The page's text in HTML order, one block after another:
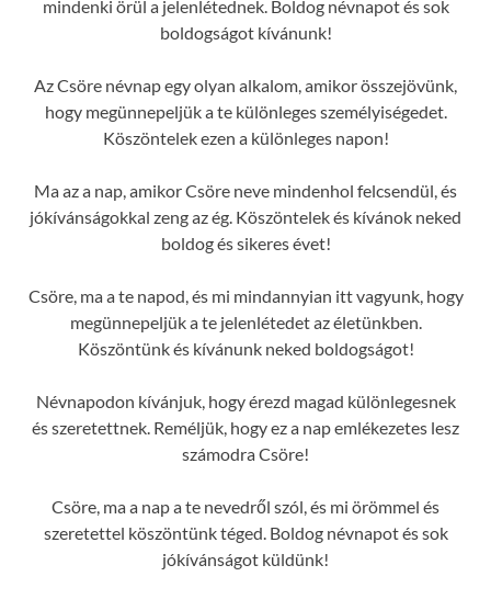
mindenki örül a jelenlétednek. Boldog névnapot és sok
boldogságot kívánunk!
Az Csöre névnap egy olyan alkalom, amikor összejövünk,
hogy megünnepeljük a te különleges személyiségedet.
Köszöntelek ezen a különleges napon!
Ma az a nap, amikor Csöre neve mindenhol felcsendül, és
jókívánságokkal zeng az ég. Köszöntelek és kívánok neked
boldog és sikeres évet!
Csöre, ma a te napod, és mi mindannyian itt vagyunk, hogy
megünnepeljük a te jelenlétedet az életünkben.
Köszöntünk és kívánunk neked boldogságot!
Névnapodon kívánjuk, hogy érezd magad különlegesnek
és szeretettnek. Reméljük, hogy ez a nap emlékezetes lesz
számodra Csöre!
Csöre, ma a nap a te nevedről szól, és mi örömmel és
szeretettel köszöntünk téged. Boldog névnapot és sok
jókívánságot küldünk!